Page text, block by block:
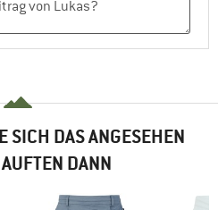
SICH DAS ANGESEHEN
DANN